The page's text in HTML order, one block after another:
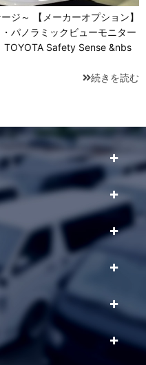
ジ～ 【メーカーオプション】
パノラミックビューモニター
Safety Sense &nbs
続きを読む